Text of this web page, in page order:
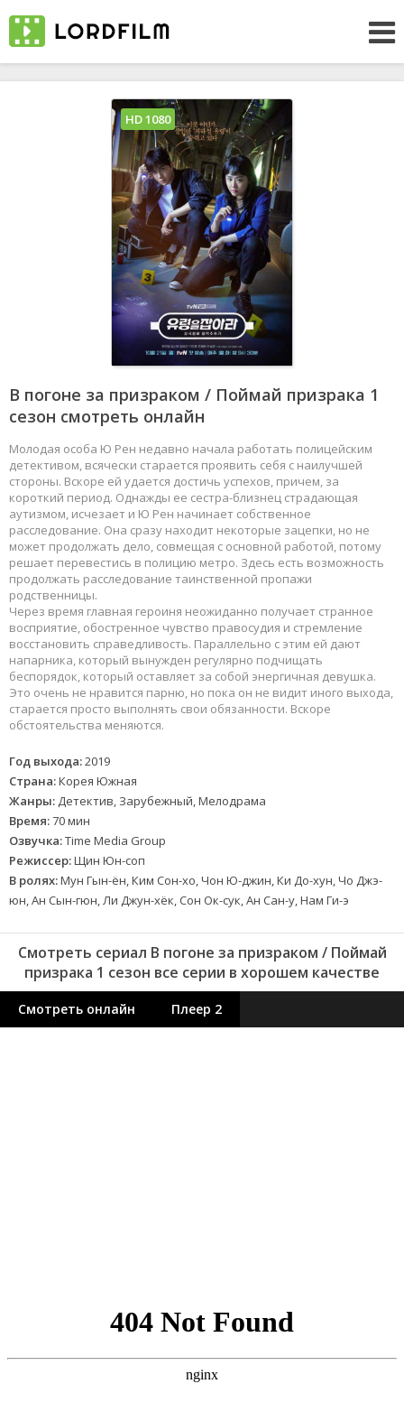
В погоне за призраком / Поймай призрака 1
сезон смотреть онлайн
Молодая особа Ю Рен недавно начала работать полицейским
детективом, всячески старается проявить себя с наилучшей
стороны. Вскоре ей удается достичь успехов, причем, за
короткий период. Однажды ее сестра-близнец страдающая
аутизмом, исчезает и Ю Рен начинает собственное
расследование. Она сразу находит некоторые зацепки, но не
может продолжать дело, совмещая с основной работой, потому
решает перевестись в полицию метро. Здесь есть возможность
продолжать расследование таинственной пропажи
родственницы.
Через время главная героиня неожиданно получает странное
восприятие, обостренное чувство правосудия и стремление
восстановить справедливость. Параллельно с этим ей дают
напарника, который вынужден регулярно подчищать
беспорядок, который оставляет за собой энергичная девушка.
Это очень не нравится парню, но пока он не видит иного выхода,
старается просто выполнять свои обязанности. Вскоре
обстоятельства меняются.
Год выхода:2019
Страна:Корея Южная
Жанры: Детектив, Зарубежный, Мелодрама
Время:70 мин
Озвучка:Time Media Group
Режиссер:Щин Юн-соп
В ролях:Мун Гын-ён, Ким Сон-хо, Чон Ю-джин, Ки До-хун, Чо Джэ-
юн, Ан Сын-гюн, Ли Джун-хёк, Сон Ок-сук, Ан Сан-у, Нам Ги-э
HD 1080
Смотреть сериал В погоне за призраком / Поймай
призрака 1 сезон все серии в хорошем качестве
Смотреть онлайн Плеер 2